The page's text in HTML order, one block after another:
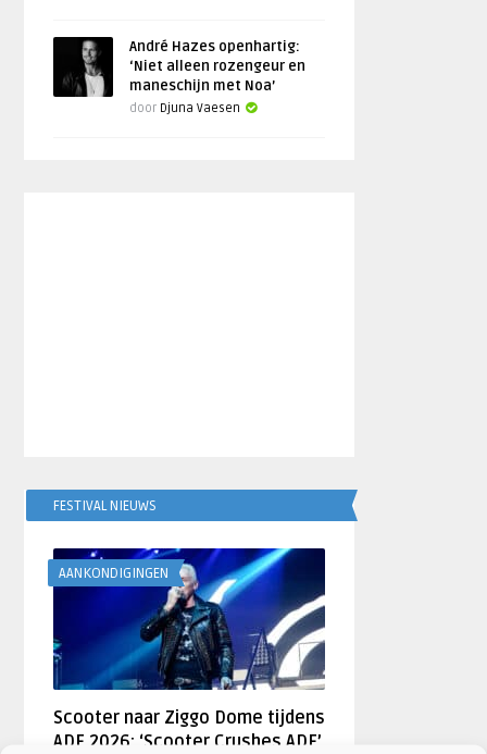
André Hazes openhartig:
‘Niet alleen rozengeur en
maneschijn met Noa’
door Djuna Vaesen
FESTIVAL NIEUWS
AANKONDIGINGEN
Scooter naar Ziggo Dome tijdens
ADE 2026: ‘Scooter Crushes ADE’